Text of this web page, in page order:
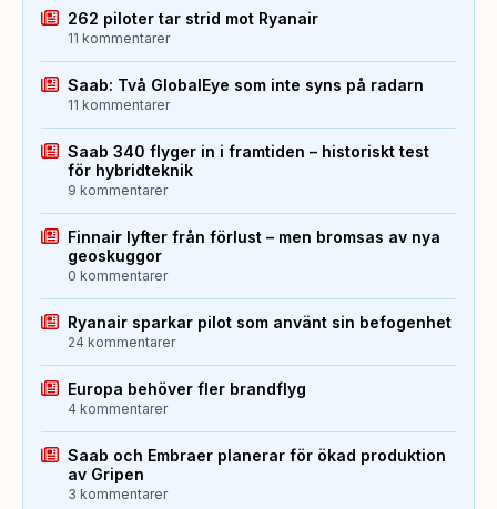
262 piloter tar strid mot Ryanair
11 kommentarer
Saab: Två GlobalEye som inte syns på radarn
11 kommentarer
Saab 340 flyger in i framtiden – historiskt test
för hybridteknik
9 kommentarer
Finnair lyfter från förlust – men bromsas av nya
geoskuggor
0 kommentarer
Ryanair sparkar pilot som använt sin befogenhet
24 kommentarer
Europa behöver fler brandflyg
4 kommentarer
Saab och Embraer planerar för ökad produktion
av Gripen
3 kommentarer